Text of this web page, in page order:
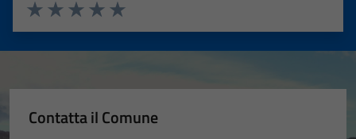
Valuta 5 stelle su 5
Valuta 4 stelle su 5
Valuta 3 stelle su 5
Valuta 2 stelle su 5
Valuta 1 stelle su 5
Contatta il Comune